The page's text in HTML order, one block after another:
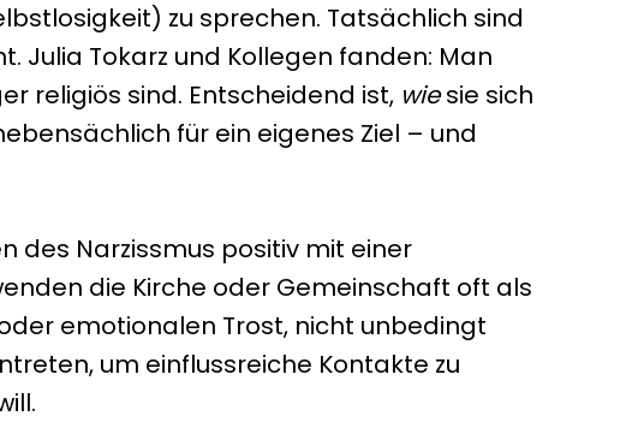
zu sprechen. Tatsächlich sind
Julia Tokarz und Kollegen fanden: Man
religiös sind. Entscheidend ist, wiesie sich
für ein eigenes Ziel – und
des Narzissmus positiv mit einer
die Kirche oder Gemeinschaft oft als
emotionalen Trost, nicht unbedingt
um einflussreiche Kontakte zu